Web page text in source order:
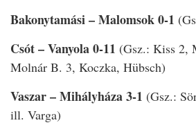
Bakonytamási – Malomsok 0-1
Csót – Vanyola 0-11 (Gsz.: Kiss 2,
Molnár B. 3, Koczka, Hübsch)
Vaszar – Mihályháza 3-1 (Gsz.:
ill. Varga)